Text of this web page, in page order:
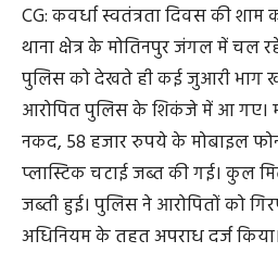
CG: कवर्धा स्वतंत्रता दिवस की
थाना क्षेत्र के मोतिनपुर जंगल में चल
पुलिस को देखते ही कई जुआरी
आरोपित पुलिस के शिकंजे में आ गए।
नकद, 58 हजार रुपये के मोबाइल
प्लास्टिक चटाई जब्त की गई। कुल
जब्ती हुई। पुलिस ने आरोपितों को
अधिनियम के तहत अपराध दर्ज किया।